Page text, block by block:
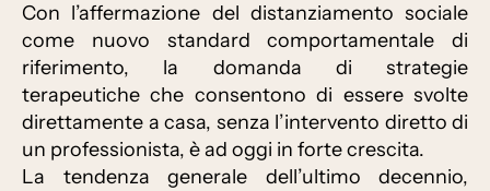
Con l’affermazione del distanziamento sociale
come nuovo standard comportamentale di
riferimento, la domanda di strategie
terapeutiche che consentono di essere svolte
direttamente a casa, senza l’intervento diretto di
un professionista, è ad oggi in forte crescita.
La tendenza generale dell’ultimo decennio,